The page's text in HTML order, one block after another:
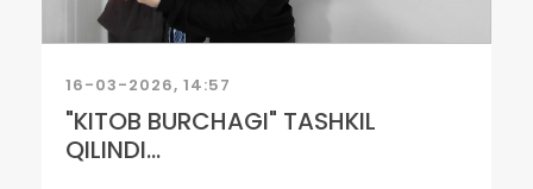
16-03-2026, 14:57
"KITOB BURCHAGI" TASHKIL
QILINDI...